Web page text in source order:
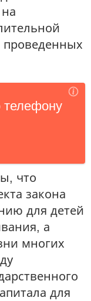
проведенных
что
закона
для детей
а
многих
для